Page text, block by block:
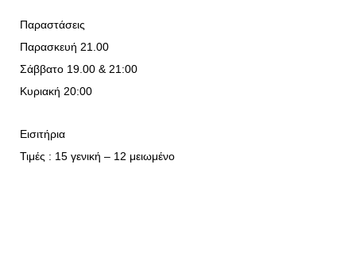
Παραστάσεις
Παρασκευή 21.00
Σάββατο 19.00 & 21:00
Κυριακή 20:00
Εισιτήρια
Τιμές : 15 γενική – 12 μειωμένο